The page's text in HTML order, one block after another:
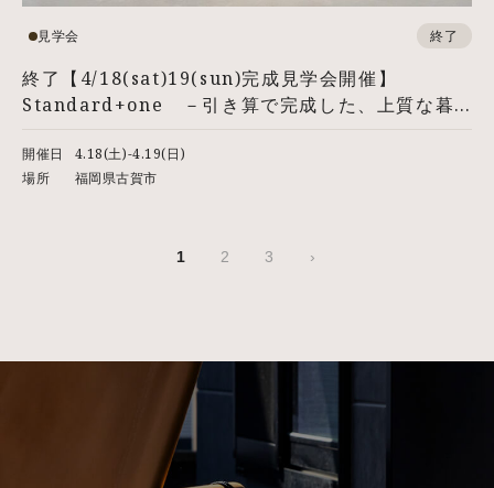
終了【4/18(sat)19(sun)完成見学会開催】
Standard+one －引き算で完成した、上質な暮
見学会 終了
開催日
4.18(土)-4.19(日)
場所
福岡県古賀市
1 2 3 ›